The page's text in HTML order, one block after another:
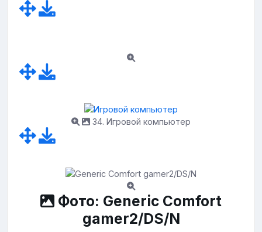
34. Игровой компьютер
Фото: Generic Comfort
gamer2/DS/N